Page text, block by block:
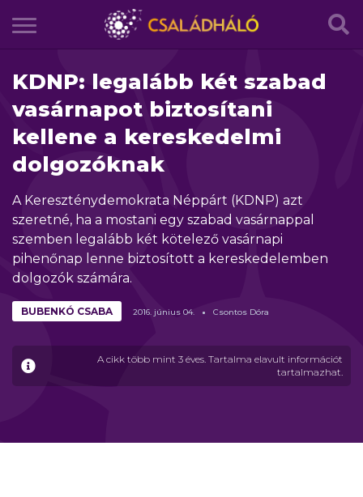
KDNP: legalább két szabad
vasárnapot biztosítani
kellene a kereskedelmi
dolgozóknak
A Kereszténydemokrata Néppárt (KDNP) azt
szeretné, ha a mostani egy szabad vasárnappal
szemben legalább két kötelező vasárnapi
pihenőnap lenne biztosított a kereskedelemben
dolgozók számára.
A cikk több mint 3 éves. Tartalma elavult információt
tartalmazhat.
BUBENKÓ CSABA 2016. június 04. Csontos Dóra